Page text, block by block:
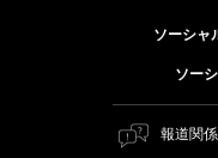
個人投資家の皆さまへ
株式と社債について
ESG方針・体制
マテリアリティ（重要
障がい者採用
ソーシャ
ソー
報道関